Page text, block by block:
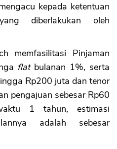
kepada ketentuan
diberlakukan oleh
memfasilitasi Pinjaman
flatbulanan 1%, serta
Rp200 juta dan tenor
pengajuan sebesar Rp60
1 tahun, estimasi
adalah sebesar